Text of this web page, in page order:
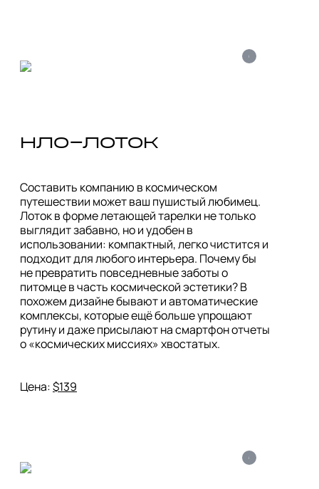
i
Составить компанию в космическом
путешествии может ваш пушистый любимец.
Лоток в форме летающей тарелки не только
выглядит забавно, но и удобен в
использовании: компактный, легко чистится и
подходит для любого интерьера. Почему бы
не превратить повседневные заботы о
питомце в часть космической эстетики? В
похожем дизайне бывают и автоматические
комплексы, которые ещё больше упрощают
рутину и даже присылают на смартфон отчеты
о «космических миссиях» хвостатых.
Цена: $139
i